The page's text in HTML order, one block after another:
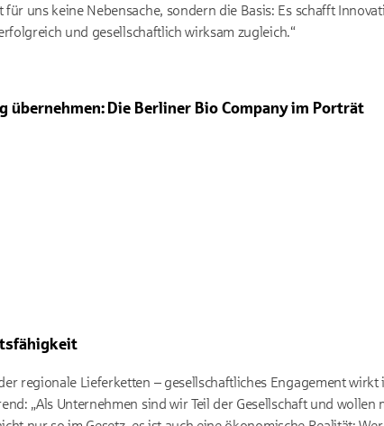
für uns keine Nebensache, sondern die Basis: Es schafft
und gesellschaftlich wirksam zugleich.“
übernehmen: Die Berliner Bio Companyim Porträt
regionale Lieferketten – gesellschaftliches Engagement wirkt
„Als Unternehmen sind wir Teil der Gesellschaft und wollen